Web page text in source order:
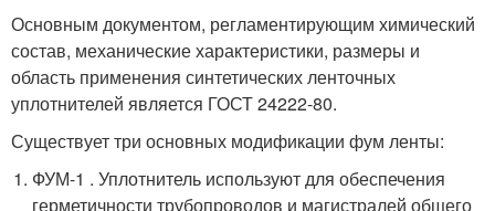
Основным документом, регламентирующим химический
состав, механические характеристики, размеры и
область применения синтетических ленточных
уплотнителей является ГОСТ 24222-80.
Существует три основных модификации фум ленты:
ФУМ-1 . Уплотнитель используют для обеспечения
герметичности трубопроводов и магистралей общего